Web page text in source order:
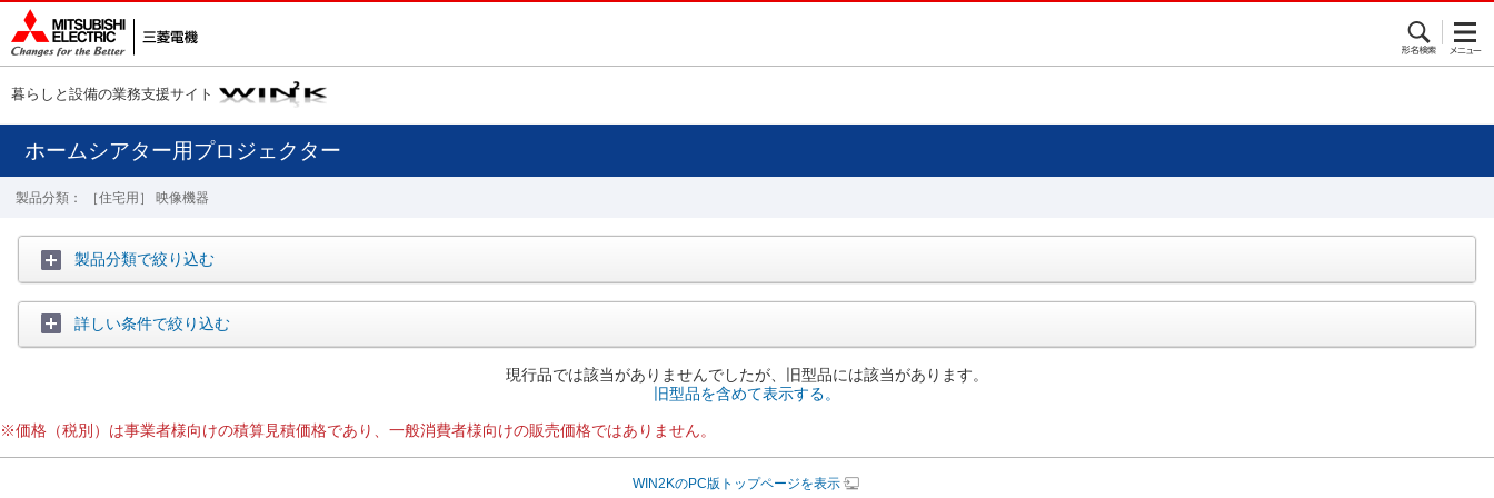
暮らしと設備の業務支援サイト
ホームシアター用プロジェクター
製品分類： ［住宅用］ 映像機器
製品分類で絞り込む
詳しい条件で絞り込む
現行品では該当がありませんでしたが、旧型品には該当があります。
旧型品を含めて表示する。
※価格（税別）は事業者様向けの積算見積価格であり、一般消費者様向けの販売価格ではありません。
WIN2KのPC版トップページを表示